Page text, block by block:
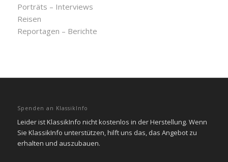
Porträts – Interviews
Reisen
Reportagen – Berichte
Spenden an KlassikInfo
Leider ist KlassikInfo nicht kostenlos in der Herstellung. Wenn
Sie KlassikInfo unterstützen, hilft uns das, das Angebot zu
erhalten und auszubauen.